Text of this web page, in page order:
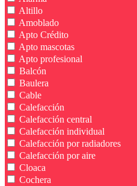
Altillo
Amoblado
Apto Crédito
Apto mascotas
Apto profesional
Balcón
Baulera
Cable
Calefacción
Calefacción central
Calefacción individual
Calefacción por radiadores
Calefacción por aire
Cloaca
Cochera